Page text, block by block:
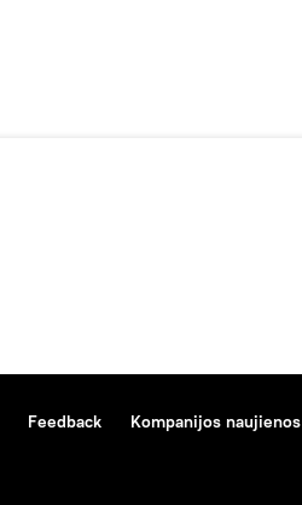
Feedback Kompanijos naujienos